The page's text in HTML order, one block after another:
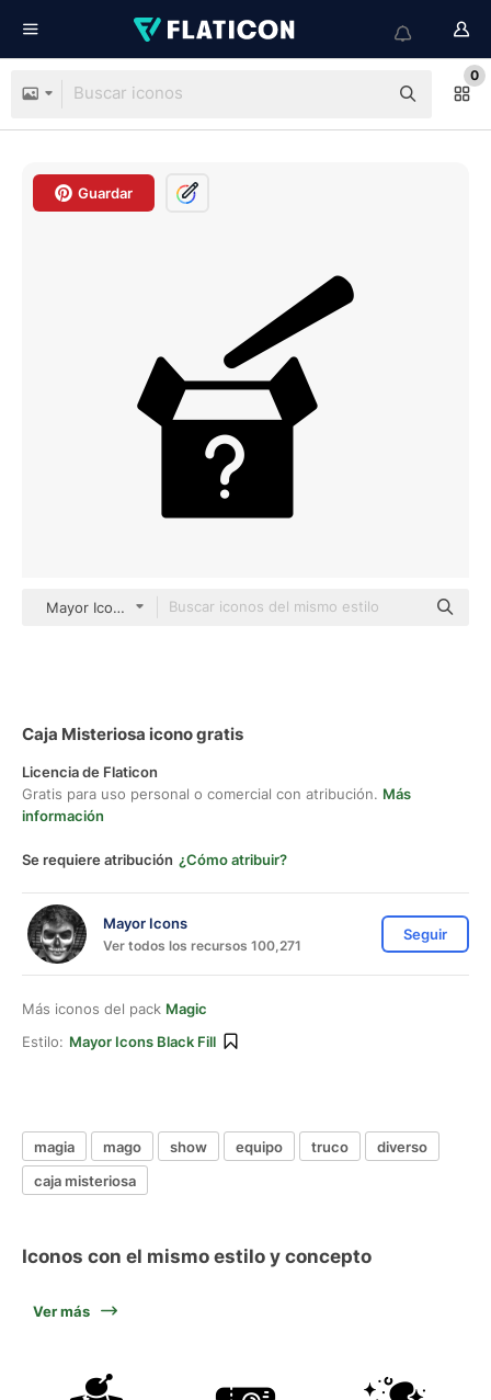
0
Guardar
Mayor Icons black fill
Caja Misteriosa icono gratis
Licencia de Flaticon
Gratis para uso personal o comercial con atribución. Más
información
Se requiere atribución ¿Cómo atribuir?
Mayor Icons
Ver todos los recursos 100,271
Seguir
Más iconos del pack Magic
Estilo: Mayor Icons Black Fill
magia mago show equipo truco
diverso
caja misteriosa
Iconos con el mismo estilo y concepto
Ver más